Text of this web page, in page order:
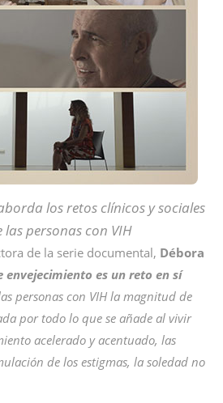
los retos clínicos y sociales
personas con VIH
de la serie documental, Débora
envejecimiento es un reto en sí
personas con VIH la magnitud de
por todo lo que se añade al vivir
acelerado y acentuado, las
de los estigmas, la soledad no